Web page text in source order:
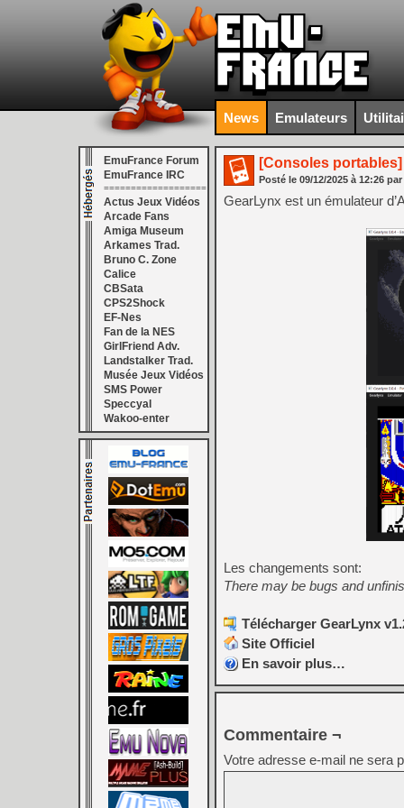
News Emulateurs
EmuFrance Forum
EmuFrance IRC
===================
Actus Jeux Vidéos
Arcade Fans
Amiga Museum
Arkames Trad.
Bruno C. Zone
Calice
CBSata
CPS2Shock
EF-Nes
Fan de la NES
GirlFriend Adv.
Landstalker Trad.
Musée Jeux Vidéos
SMS Power
Speccyal
Wakoo-enter
[Consoles portables]
Posté le 09/12/2025 à 12:26 par
GearLynx est un émulateur
Les changements sont:
There may be bugs and
Télécharger GearLynx
Site Officiel
En savoir plus…
Commentaire ¬
Votre adresse e-mail ne sera